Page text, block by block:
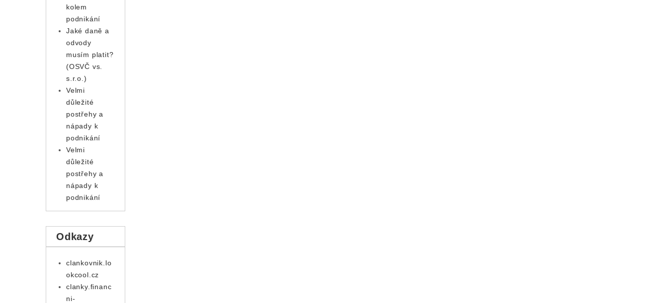
kolem
podnikání
Jaké daně a
odvody
musím platit?
(OSVČ vs.
s.r.o.)
Velmi
důležité
postřehy a
nápady k
podnikání
Velmi
důležité
postřehy a
nápady k
podnikání
Odkazy
clankovnik.lo
okcool.cz
clanky.financ
ni-